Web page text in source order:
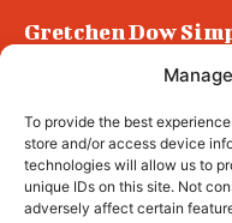
To provide the best
store and/or access device
technologies will allow us to
unique IDs on this site. Not
adversely affect certain
Gretchen Dow
Podlech, il Cile lo
all’ergastolo
Era ubriaca…